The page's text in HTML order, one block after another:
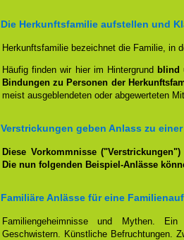
Die Herkunftsfamilie aufstellen und
Herkunftsfamilie bezeichnet die Familie, in
Häufig finden wir hier im Hintergrund blind
Bindungen zu Personen der
meist ausgeblendeten oder abgewerteten
Verstrickungen geben Anlass zu
Diese Vorkommnisse
Die nun folgenden Beispiel-Anlässe
Familiäre Anlässe für eine
Familiengeheimnisse und Mythen.
Geschwistern. Künstliche Befruchtungen.